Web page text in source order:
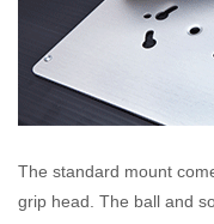
The standard mount
grip head. The ball and